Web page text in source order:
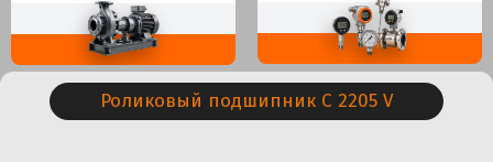
Роликовый подшипник C 2205 V